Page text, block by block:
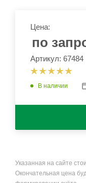
Цена:
по
Артикул: 67484
В наличии
Указанная на сайте
Окончательная цена